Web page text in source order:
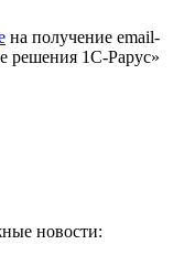
на получение email-
решения 1С-Рарус»
новости: